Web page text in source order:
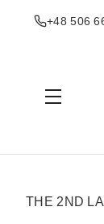
+48 506
Menu
THE 2ND